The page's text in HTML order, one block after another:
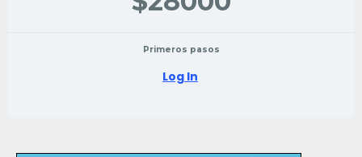
Primeros pasos
Log In